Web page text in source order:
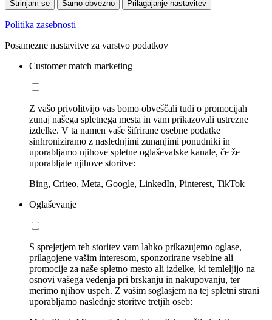
Strinjam se Samo obvezno Prilagajanje nastavitev
Politika zasebnosti
Posamezne nastavitve za varstvo podatkov
Customer match marketing
Z vašo privolitvijo vas bomo obveščali tudi o promocijah
zunaj našega spletnega mesta in vam prikazovali ustrezne
izdelke. V ta namen vaše šifrirane osebne podatke
sinhroniziramo z naslednjimi zunanjimi ponudniki in
uporabljamo njihove spletne oglaševalske kanale, če že
uporabljate njihove storitve:
Bing, Criteo, Meta, Google, LinkedIn, Pinterest, TikTok
Oglaševanje
S sprejetjem teh storitev vam lahko prikazujemo oglase,
prilagojene vašim interesom, sponzorirane vsebine ali
promocije za naše spletno mesto ali izdelke, ki temleljijo na
osnovi vašega vedenja pri brskanju in nakupovanju, ter
merimo njihov uspeh. Z vašim soglasjem na tej spletni strani
uporabljamo naslednje storitve tretjih oseb: